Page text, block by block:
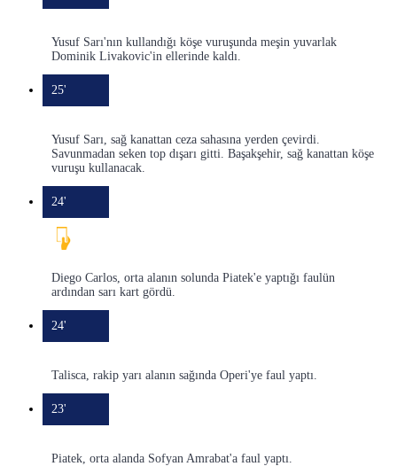
Yusuf Sarı'nın kullandığı köşe vuruşunda meşin yuvarlak
Dominik Livakovic'in ellerinde kaldı.
25'
Yusuf Sarı, sağ kanattan ceza sahasına yerden çevirdi.
Savunmadan seken top dışarı gitti. Başakşehir, sağ kanattan köşe
vuruşu kullanacak.
24'
Diego Carlos, orta alanın solunda Piatek'e yaptığı faulün
ardından sarı kart gördü.
24'
Talisca, rakip yarı alanın sağında Operi'ye faul yaptı.
23'
Piatek, orta alanda Sofyan Amrabat'a faul yaptı.